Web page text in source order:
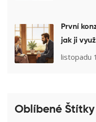
První
jak ji
listopadu
Oblíbené Štítky